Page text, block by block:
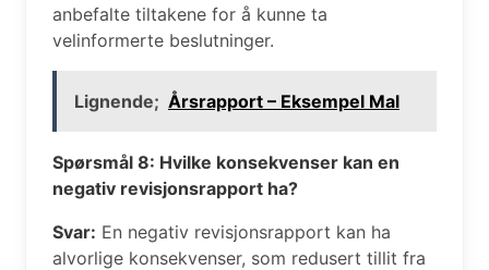
anbefalte tiltakene for å kunne ta
velinformerte beslutninger.
Lignende; Årsrapport – Eksempel Mal
Spørsmål 8: Hvilke konsekvenser kan en
negativ revisjonsrapport ha?
Svar: En negativ revisjonsrapport kan ha
alvorlige konsekvenser, som redusert tillit fra